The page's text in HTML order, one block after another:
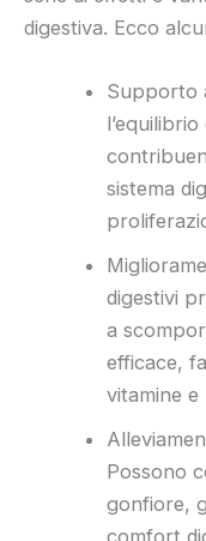
digestiva. Ecco
Supporto
sistema
digestivi
a
efficace,
vitamine e
Possono
gonfiore,
comfort